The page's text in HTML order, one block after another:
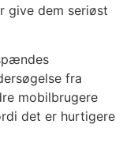
give dem seriøst
fra
mobilbrugere
det er hurtigere